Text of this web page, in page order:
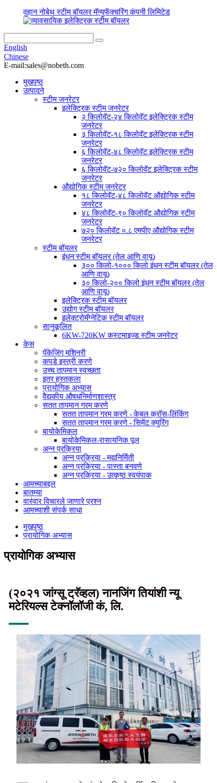
वुहान नोबेथ स्टीम बॉयलर मॅन्युफॅक्चरिंग कंपनी लिमिटेड
English
Chinese
E-mail:sales@nobeth.com
मुखपृष्ठ
उत्पादने
स्टीम जनरेटर
इलेक्ट्रिक स्टीम जनरेटर
२ किलोवॅट-२४ किलोवॅट इलेक्ट्रिक स्टीम
जनरेटर
३ किलोवॅट-१८ किलोवॅट इलेक्ट्रिक स्टीम
जनरेटर
६ किलोवॅट-४८ किलोवॅट इलेक्ट्रिक स्टीम
जनरेटर
६ किलोवॅट-७२० किलोवॅट इलेक्ट्रिक स्टीम
जनरेटर
औद्योगिक स्टीम जनरेटर
१८ किलोवॅट-४८ किलोवॅट औद्योगिक स्टीम
जनरेटर
४८ किलोवॅट-९० किलोवॅट औद्योगिक स्टीम
जनरेटर
७२० किलोवॅट ०.८ एमपीए औद्योगिक स्टीम
जनरेटर
स्टीम बॉयलर
इंधन स्टीम बॉयलर (तेल आणि वायू)
३०० किलो-१००० किलो इंधन स्टीम बॉयलर (तेल
आणि वायू)
३० किलो-२०० किलो इंधन स्टीम बॉयलर (तेल
आणि वायू)
इलेक्ट्रिक स्टीम बॉयलर
उद्योग स्टीम बॉयलर
इलेक्ट्रोमॅग्नेटिक स्टीम बॉयलर
सानुकूलित
6KW-720KW कस्टमाइज्ड स्टीम जनरेटर
केस
पॅकेजिंग मशिनरी
कपडे इस्त्री करणे
उच्च तापमान स्वच्छता
इतर हस्तकला
प्रायोगिक अभ्यास
वैद्यकीय औषधनिर्माणशास्त्र
सतत तापमान गरम करणे
सतत तापमान गरम करणे - केबल क्रॉस-लिंकिंग
सतत तापमान गरम करणे - सिमेंट क्युरिंग
बायोकेमिकल
बायोकेमिकल-रासायनिक पूल
अन्न प्रक्रिया
अन्न प्रक्रिया - मद्यनिर्मिती
अन्न प्रक्रिया - पास्ता बनवणे
अन्न प्रक्रिया - उत्कृष्ठ स्वयंपाक
आमच्याबद्दल
बातम्या
वारंवार विचारले जाणारे प्रश्न
आमच्याशी संपर्क साधा
मुखपृष्ठ
प्रायोगिक अभ्यास
प्रायोगिक अभ्यास
(२०२१ जांग्सू ट्रॅव्हल) नानजिंग तियांशी न्यू
मटेरियल्स टेक्नॉलॉजी कं, लि.